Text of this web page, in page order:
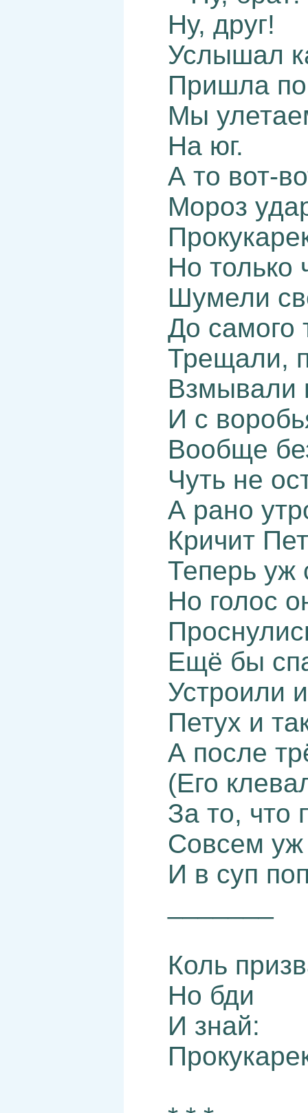
Ну, друг!
Услышал
Пришла
Мы
На юг.
А то вот-
Мороз
Но только
Шумели
До самого
Трещали,
Взмывали
И с
Вообще
Чуть не
А рано
Кричит
Теперь уж
Но голос
Ещё бы
Устроили
Петух и
А после
(Его
За то, что
Совсем
И в суп
Коль
Но бди
И знай: